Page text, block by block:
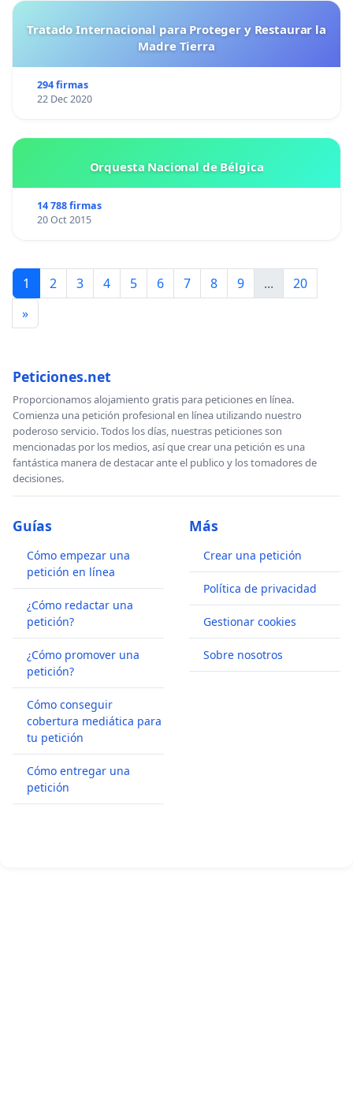
Tratado Internacional para Proteger y Restaurar la
Madre Tierra
294 firmas
22 Dec 2020
Orquesta Nacional de Bélgica
14 788 firmas
20 Oct 2015
1 2 3 4 5 6 7 8 9 ...
20
»
Peticiones.net
Proporcionamos alojamiento gratis para peticiones en línea.
Comienza una petición profesional en línea utilizando nuestro
poderoso servicio. Todos los días, nuestras peticiones son
mencionadas por los medios, así que crear una petición es una
fantástica manera de destacar ante el publico y los tomadores de
decisiones.
Guías
Cómo empezar una
petición en línea
¿Cómo redactar una
petición?
¿Cómo promover una
petición?
Cómo conseguir
cobertura mediática para
tu petición
Cómo entregar una
petición
Más
Crear una petición
Política de privacidad
Gestionar cookies
Sobre nosotros